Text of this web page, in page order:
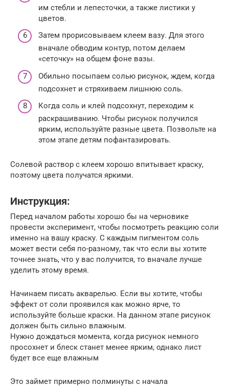
им стебли и лепесточки, а также листики у
цветов.
Затем прорисовываем клеем вазу. Для этого
вначале обводим контур, потом делаем
«сеточку» на общем фоне вазы.
Обильно посыпаем солью рисунок, ждем, когда
подсохнет и стряхиваем лишнюю соль.
Когда соль и клей подсохнут, переходим к
раскрашиванию. Чтобы рисунок получился
ярким, используйте разные цвета. Позвольте на
этом этапе детям пофантазировать.
Солевой раствор с клеем хорошо впитывает краску,
поэтому цвета получатся яркими.
Инструкция:
Перед началом работы хорошо бы на черновике
провести эксперимент, чтобы посмотреть реакцию соли
именно на вашу краску. С каждым пигментом соль
может вести себя по-разному, так что если вы хотите
точнее знать, что у вас получится, то вначале лучше
уделить этому время.
Начинаем писать акварелью. Если вы хотите, чтобы
эффект от соли проявился как можно ярче, то
используйте больше краски. На данном этапе рисунок
должен быть сильно влажным.
Нужно дождаться момента, когда рисунок немного
просохнет и блеск станет менее ярким, однако лист
будет все еще влажным
Это займет примерно полминуты с начала